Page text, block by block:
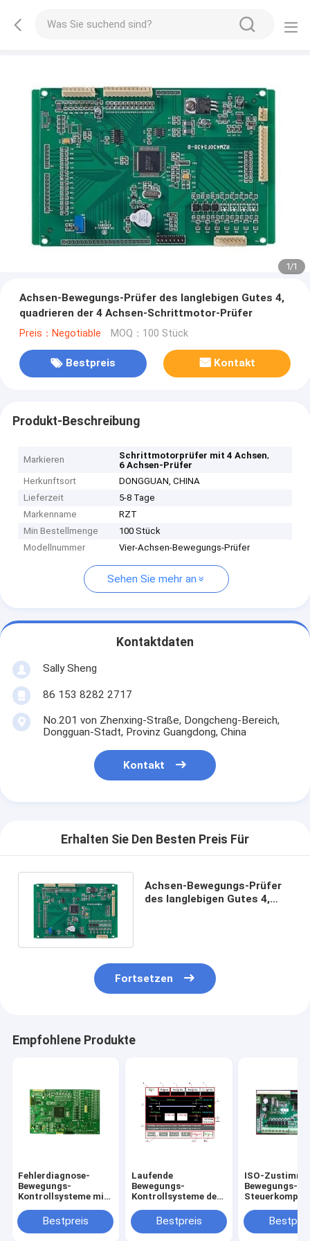
1/1
Achsen-Bewegungs-Prüfer des langlebigen Gutes 4,
quadrieren der 4 Achsen-Schrittmotor-Prüfer
Preis：Negotiable MOQ：100 Stück
Bestpreis Kontakt
Produkt-Beschreibung
Markieren Schrittmotorprüfer mit 4 Achsen,
6 Achsen-Prüfer
Herkunftsort
DONGGUAN, CHINA
Lieferzeit
5-8 Tage
Markenname
RZT
Min Bestellmenge
100 Stück
Modellnummer
Vier-Achsen-Bewegungs-Prüfer
Sehen Sie mehr an
Kontaktdaten
Sally Sheng
86 153 8282 2717
No.201 von Zhenxing-Straße, Dongcheng-Bereich,
Dongguan-Stadt, Provinz Guangdong, China
Kontakt
Erhalten Sie Den Besten Preis Für
Achsen-Bewegungs-Prüfer
des langlebigen Gutes 4,
Fortsetzen
Empfohlene Produkte
Fehlerdiagnose-
Bewegungs-
Kontrollsysteme mit
Schnittstelle
Bestpreis
Laufende
Bewegungs-
Kontrollsysteme der
Geschwindigkeit für
beide Enden, die
Bestpreis
ISO-
Bewegungs-
Achsen-Prüfer